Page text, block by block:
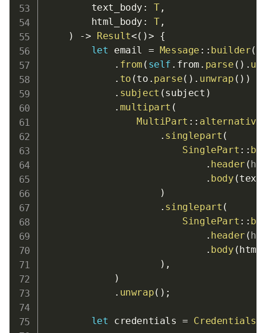
        text_body
: T,
        html_body
: T,
)
-> Result<( )> {
let email = Message :: builder(
. from ( self . from . parse ( ) .
. to (to . parse( ) . unwrap ( ) )
. subject (subject )
. multipart (
MultiPart :: alternative
. singlepart (
SinglePart ::
. header (
. body (
)
. singlepart (
SinglePart ::
. header (
. body (
) ,
)
. unwrap( ) ;
let credentials = Credentials